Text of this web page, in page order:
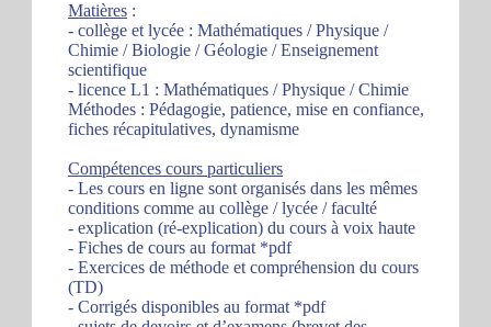
Matières :
- collège et lycée : Mathématiques / Physique /
Chimie / Biologie / Géologie / Enseignement
scientifique
- licence L1 : Mathématiques / Physique / Chimie
Méthodes : Pédagogie, patience, mise en confiance,
fiches récapitulatives, dynamisme
Compétences cours particuliers
- Les cours en ligne sont organisés dans les mêmes
conditions comme au collège / lycée / faculté
- explication (ré-explication) du cours à voix haute
- Fiches de cours au format *pdf
- Exercices de méthode et compréhension du cours
(TD)
- Corrigés disponibles au format *pdf